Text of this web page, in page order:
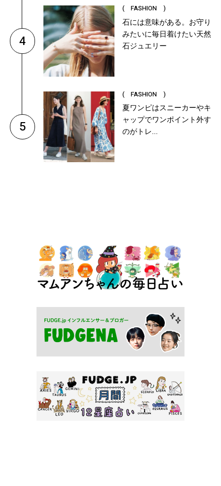
4
( FASHION )
石には意味がある。お守り
みたいに毎日着けたい天然
石ジュエリー
5
( FASHION )
夏ワンピはスニーカーやキ
ャップでワンポイント外す
のがトレ...